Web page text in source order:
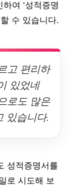
여 ‘성적증명
수 있습니다.
고 편리하
있었네
로도 많은
있습니다.
성적증명서를
로 시도해 보